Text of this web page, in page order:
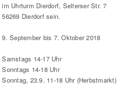
im Uhrturm Dierdorf, Selterser Str. 7
56269 Dierdorf sein.
9. September bis 7. Oktober 2018
Samstags 14-17 Uhr
Sonntags 14-18 Uhr
Sonntag, 23.9. 11-18 Uhr (Herbstmarkt)